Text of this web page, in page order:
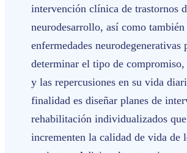
intervención clínica de trastornos
neurodesarrollo, así como también
enfermedades neurodegenerativas
determinar el tipo de compromiso,
y las repercusiones en su vida
finalidad es diseñar planes de
rehabilitación individualizados que
incrementen la calidad de vida de